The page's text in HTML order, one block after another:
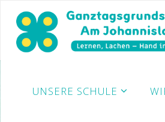
Inhalt
springen
UNSERE SCHULE